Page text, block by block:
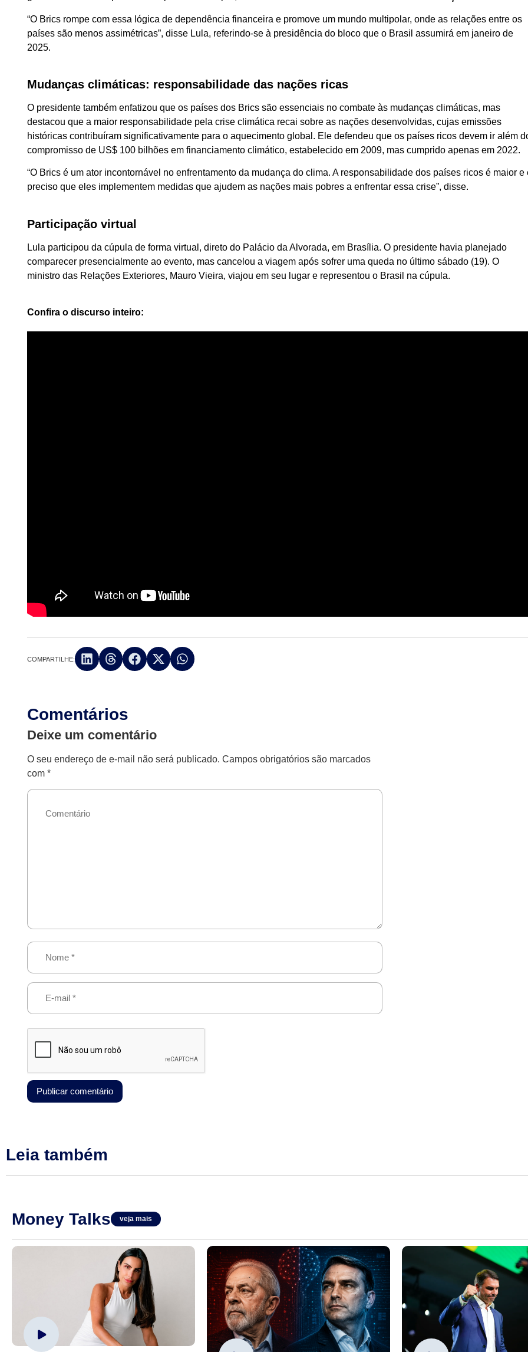
“O Brics rompe com essa lógica de dependência financeira e promove um mundo multipolar, onde as relações entre os
países são menos assimétricas”, disse Lula, referindo-se à presidência do bloco que o Brasil assumirá em janeiro de
2025.
Mudanças climáticas: responsabilidade das nações ricas
O presidente também enfatizou que os países dos Brics são essenciais no combate às mudanças climáticas, mas
destacou que a maior responsabilidade pela crise climática recai sobre as nações desenvolvidas, cujas emissões
históricas contribuíram significativamente para o aquecimento global. Ele defendeu que os países ricos devem ir além
compromisso de US$ 100 bilhões em financiamento climático, estabelecido em 2009, mas cumprido apenas em 2022.
“O Brics é um ator incontornável no enfrentamento da mudança do clima. A responsabilidade dos países ricos é maior e
preciso que eles implementem medidas que ajudem as nações mais pobres a enfrentar essa crise”, disse.
Participação virtual
Lula participou da cúpula de forma virtual, direto do Palácio da Alvorada, em Brasília. O presidente havia planejado
comparecer presencialmente ao evento, mas cancelou a viagem após sofrer uma queda no último sábado (19). O
ministro das Relações Exteriores, Mauro Vieira, viajou em seu lugar e representou o Brasil na cúpula.
Confira o discurso inteiro:
COMPARTILHE:
Comentários
Deixe um comentário
O seu endereço de e-mail não será publicado. Campos obrigatórios são marcados
com*
Leia também
Money Talks veja mais